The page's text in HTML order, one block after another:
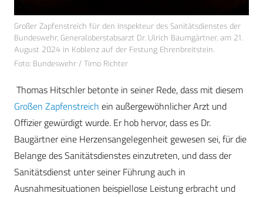
Großer Zapfenstreich für den Inspekteur des Sanitätsdienstes der
Bundeswehr, Generaloberstabsarzt Dr. Ulrich Baumgärtner, am 21.
August 2024 in Koblenz auf der Festung Ehrenbreitstein.
Foto: Bundeswehr / Timo Richter
Thomas Hitschler betonte in seiner Rede, dass mit diesem
Großen Zapfenstreich ein außergewöhnlicher Arzt und
Offizier gewürdigt wurde. Er hob hervor, dass es Dr.
Baugärtner eine Herzensangelegenheit gewesen sei, für die
Belange des Sanitätsdienstes einzutreten, und dass der
Sanitätsdienst unter seiner Führung auch in
Ausnahmesituationen beispiellose Leistung erbracht und